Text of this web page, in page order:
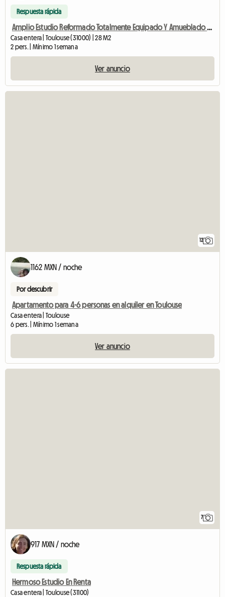
Respuesta rápida
Amplio Estudio Reformado Totalmente Equipado Y Amueblado Esquirol
Casa entera | Toulouse (31000) | 28 M2
2 pers. | Mínimo 1 semana
Ver anuncio
12
1162 MXN / noche
Por descubrir
Apartamento para 4-6 personas en alquiler en Toulouse
Casa entera | Toulouse
6 pers. | Mínimo 1 semana
Ver anuncio
7
917 MXN / noche
Respuesta rápida
Hermoso Estudio En Renta
Casa entera | Toulouse (31100)